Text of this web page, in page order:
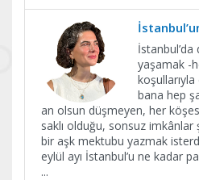
yaşamak -
bana hep
an olsun düşmeyen, her
saklı olduğu, sonsuz imkânlar
bir aşk mektubu yazmak
eylül ayı İstanbul’u ne kadar
...